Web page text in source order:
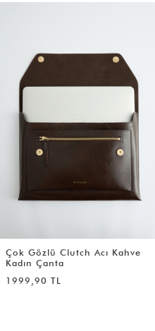
Clutch Acı Kahve
Çanta
TL
Bilek